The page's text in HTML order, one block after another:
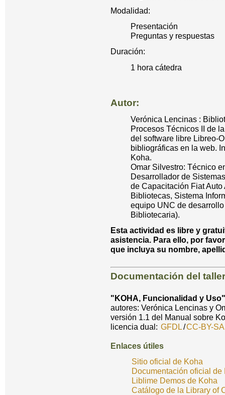
Modalidad:
Presentación
Preguntas y respuestas
Duración:
1 hora cátedra
Autor:
Verónica Lencinas :
Procesos Técnicos II de
del software libre Libreo-
bibliográficas en la web.
Koha.
Omar Silvestro: Técnico
Desarrollador de
de Capacitación Fiat
Bibliotecas, Sistema
equipo UNC de
Bibliotecaria).
Esta actividad es libre y
asistencia. Para ello, por
que incluya su nombre,
Documentación del taller
"KOHA, Funcionalidad y
autores: Verónica Lencinas y
versión 1.1 del Manual sobre
licencia dual: GFDL/CC-BY-
Enlaces útiles
Sitio oficial de Koha
Documentación oficial de
Liblime Demos de Koha
Catálogo de la Library of